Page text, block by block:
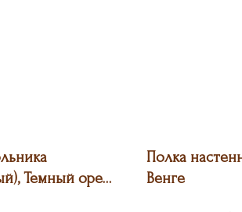
Темный орех
Полка
Венге